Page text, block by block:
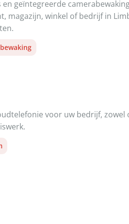
en geïntegreerde
magazijn, winkel of bedrijf in
voor uw bedrijf, zowel